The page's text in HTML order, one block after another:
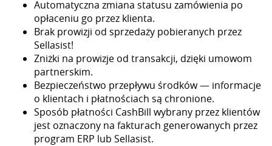
Automatyczna zmiana statusu zamówienia po
opłaceniu go przez klienta.
Brak prowizji od sprzedaży pobieranych przez
Sellasist!
Zniżki na prowizje od transakcji, dzięki umowom
partnerskim.
Bezpieczeństwo przepływu środków — informacje
o klientach i płatnościach są chronione.
Sposób płatności CashBill wybrany przez klientów
jest oznaczony na fakturach generowanych przez
program ERP lub Sellasist.